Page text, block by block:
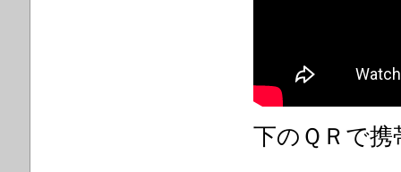
下のＱＲで携